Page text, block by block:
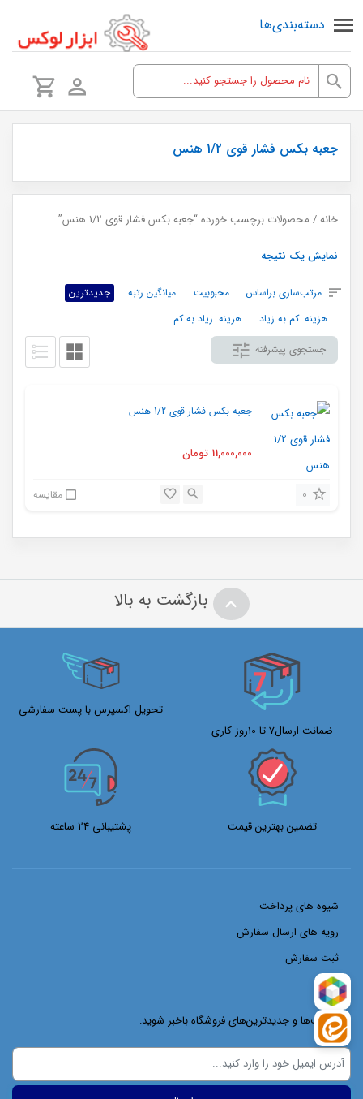
دسته‌بندی‌ها
جعبه بکس فشار قوی 1/2 هنس
خانه/ محصولات برچسب خورده “جعبه بکس فشار قوی 1/2 هنس”
نمایش یک نتیجه
مرتب‌سازی براساس: محبوبیت میانگین رتبه
جدیدترین
هزینه: کم به زیاد
هزینه: زیاد به کم
جستجوی پیشرفته
جعبه بکس فشار قوی 1/2 هنس
11,000,000 تومان
0 مقایسه
بازگشت به بالا
ضمانت ارسال7 تا 10روز کاری
تحویل اکسپرس با پست سفارشی
تضمین بهترین قیمت پشتیبانی 24 ساعته
شیوه های پرداخت
رویه های ارسال سفارش
ثبت سفارش
از تخفیف‌ها و جدیدترین‌های فروشگاه باخبر شوید: